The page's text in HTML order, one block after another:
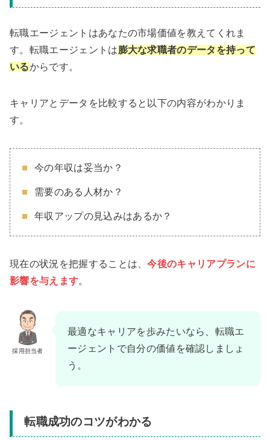
転職エージェントはあなたの市場価値を教えてくれま
す。転職エージェントは膨大な求職者のデータを持って
いるからです。
キャリアとデータを比較すると以下の内容がわかりま
す。
今の年収は妥当か？
需要のある人材か？
年収アップの見込みはあるか？
現在の状況を把握することは、今後のキャリアプランに
影響を与えます。
採用担当者
最適なキャリアを歩みたいなら、転職エ
ージェントで自分の価値を確認しましょ
う。
転職成功のコツがわかる